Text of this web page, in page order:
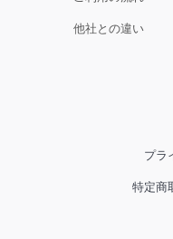
他社との違い
プラ
特定商